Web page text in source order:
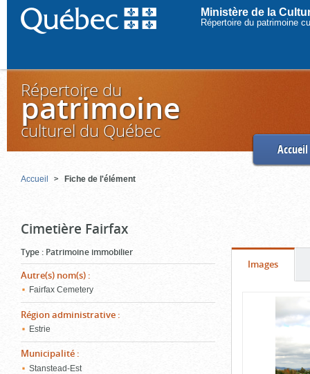
Ministère de la
Répertoire du patrimoine
Répertoire du
patrimoine
culturel du Québec
Accueil
Accueil Fiche de l'élément
Cimetière Fairfax
Type : Patrimoine immobilier
Autre(s) nom(s) :
Fairfax Cemetery
Région administrative :
Estrie
Municipalité :
Stanstead-Est
Onglet
Images(cliquer
pour
le
Contenu
l'onglet
Images